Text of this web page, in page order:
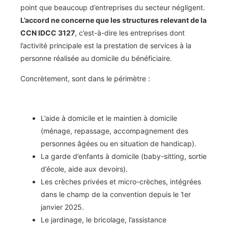
point que beaucoup d’entreprises du secteur négligent.
L’accord ne concerne que les structures relevant de la
CCN IDCC 3127, c’est-à-dire les entreprises dont
l’activité principale est la prestation de services à la
personne réalisée au domicile du bénéficiaire.
Concrètement, sont dans le périmètre :
L’aide à domicile et le maintien à domicile
(ménage, repassage, accompagnement des
personnes âgées ou en situation de handicap).
La garde d’enfants à domicile (baby-sitting, sortie
d’école, aide aux devoirs).
Les crèches privées et micro-crèches, intégrées
dans le champ de la convention depuis le 1er
janvier 2025.
Le jardinage, le bricolage, l’assistance